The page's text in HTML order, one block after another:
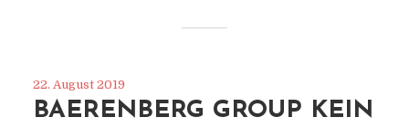
22. August 2019
BAERENBERG GROUP KEIN